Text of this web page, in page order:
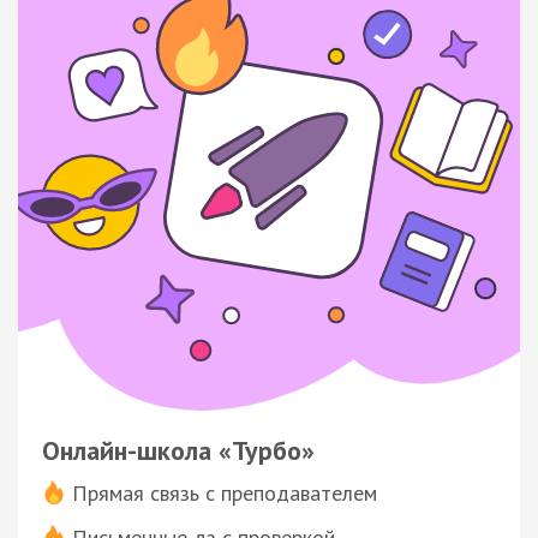
Онлайн-школа «Турбо»
Прямая связь с преподавателем